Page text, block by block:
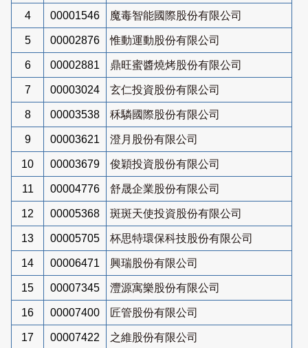
4 00001546 魔毒智能國際股份有限公司
5 00002876 惟動運動股份有限公司
6 00002881 鼎旺蜜醬燒烤股份有限公司
7 00003024 玄仁投資股份有限公司
8 00003538 秝驎國際股份有限公司
9 00003621 澄月股份有限公司
10 00003679 俊穎投資股份有限公司
11 00004776 舒晟企業股份有限公司
12 00005368 斑斑天使投資股份有限公司
13 00005705 杯思特環保科技股份有限公司
14 00006471 興瑞股份有限公司
15 00007345 灃源寓樂股份有限公司
16 00007400 匠管股份有限公司
17 00007422 之維股份有限公司